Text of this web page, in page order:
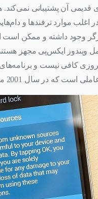
آن پشتیبانی
موارد ترفندها و
داشته و ممکن است از
ویندوز ایکس‌پی مجهز
کافی نیست و
2001 میلادی عرضه شده است!